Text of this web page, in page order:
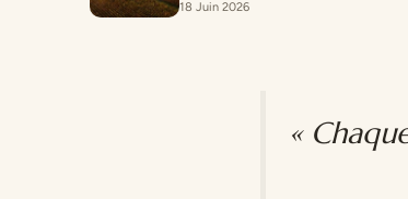
18 Juin 2026
«